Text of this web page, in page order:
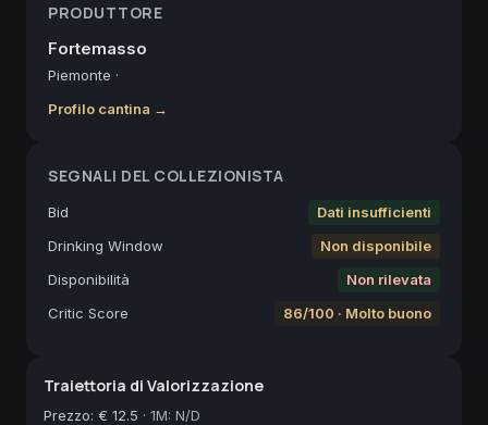
PRODUTTORE
Fortemasso
Piemonte ·
Profilo cantina →
SEGNALI DEL COLLEZIONISTA
Bid
Dati insufficienti
Drinking Window
Non disponibile
Disponibilità
Non rilevata
Critic Score
86/100 · Molto buono
Traiettoria di Valorizzazione
Prezzo: € 12.5 · 1M: N/D